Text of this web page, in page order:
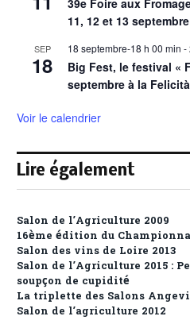
11, 12 et 13 septembre
SEP
18
18 septembre-18 h 00 min -
Big Fest, le festival «
septembre à la Felicità
Voir le calendrier
Lire également
Salon de l’Agriculture 2009
16ème édition du
Salon des vins de Loire 2013
Salon de l’Agriculture 2015 :
soupçon de cupidité
La triplette des Salons
Salon de l’agriculture 2012